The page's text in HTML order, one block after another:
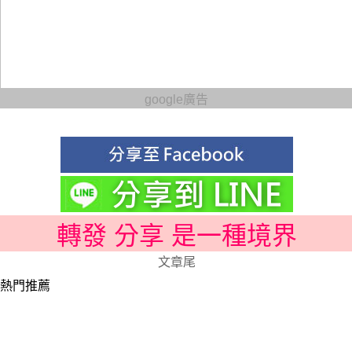
google廣告
轉發 分享 是一種境界
文章尾
熱門推薦